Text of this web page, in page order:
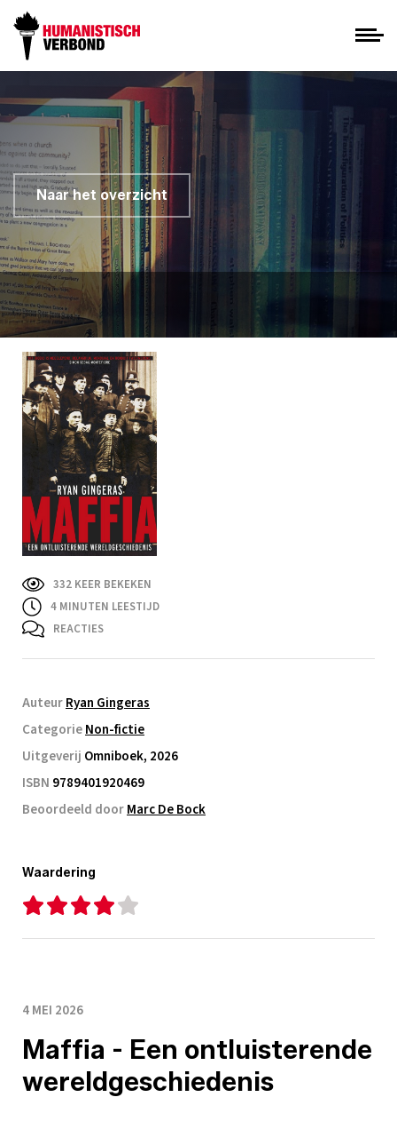
Naar het overzicht
332 KEER BEKEKEN
4 MINUTEN LEESTIJD
REACTIES
AuteurRyan Gingeras
CategorieNon-fictie
Uitgeverij Omniboek, 2026
ISBN 9789401920469
Beoordeeld doorMarc De Bock
Waardering
4 MEI 2026
Maffia - Een ontluisterende
wereldgeschiedenis